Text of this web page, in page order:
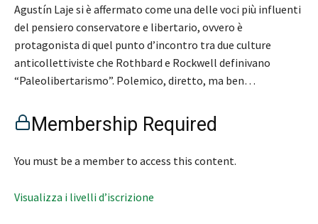
Agustín Laje si è affermato come una delle voci più influenti
del pensiero conservatore e libertario, ovvero è
protagonista di quel punto d’incontro tra due culture
anticollettiviste che Rothbard e Rockwell definivano
“Paleolibertarismo”. Polemico, diretto, ma ben…
Membership Required
You must be a member to access this content.
Visualizza i livelli d’iscrizione